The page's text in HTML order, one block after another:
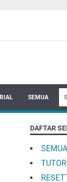
SEMUA
DAFTAR